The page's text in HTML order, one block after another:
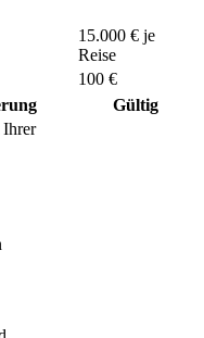
15.000 € je
Reise
100 €
Gültig
Ihrer